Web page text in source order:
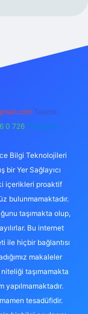
Teams:
0 726 Telegram:
Bilgi Teknolojileri
bir Yer Sağlayıcı
içerikleri proaktif
bulunmamaktadır.
taşımakta olup,
Bu internet
ile hiçbir bağlantısı
makaleler
taşımamakta
yapılmamaktadır.
tesadüfidir.